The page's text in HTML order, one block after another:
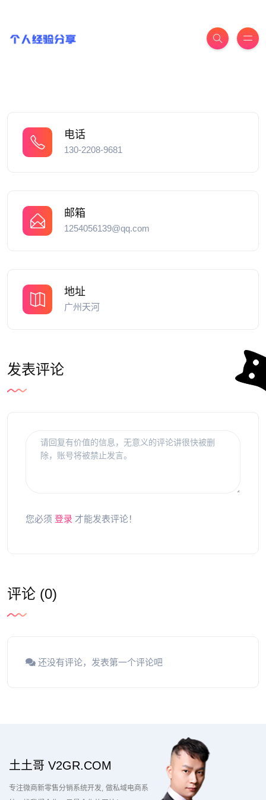
电话
130-2208-9681
邮箱
1254056139@qq.com
地址
广州天河
发表评论
您必须 登录 才能发表评论！
评论 (0)
还没有评论，发表第一个评论吧
土土哥 V2GR.COM
专注微商新零售分销系统开发 做私域电商系